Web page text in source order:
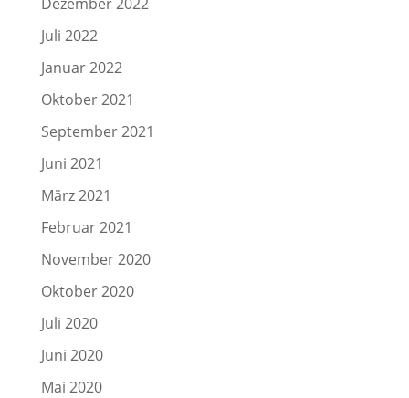
Juli 2022
Januar 2022
Oktober 2021
September 2021
Juni 2021
März 2021
Februar 2021
November 2020
Oktober 2020
Juli 2020
Juni 2020
Mai 2020